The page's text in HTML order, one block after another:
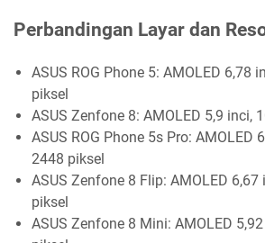
Perbandingan Layar dan
ASUS ROG Phone 5: AMOLED 6,78
piksel
ASUS Zenfone 8: AMOLED 5,9 inci,
ASUS ROG Phone 5s Pro: AMOLED
2448 piksel
ASUS Zenfone 8 Flip: AMOLED
piksel
ASUS Zenfone 8 Mini: AMOLED